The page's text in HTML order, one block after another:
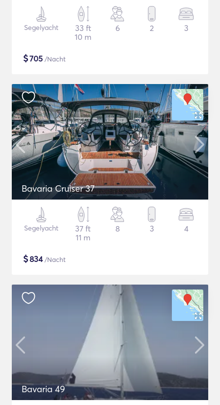
Segelyacht
33 ft
10 m
6 2 3
$705 /Nacht
Bavaria Cruiser 37
Segelyacht
37 ft
11 m
8 3 4
$834/Nacht
Bavaria 49